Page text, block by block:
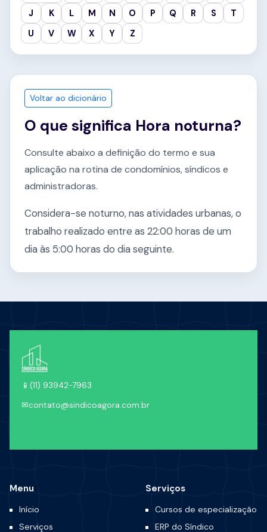
Voltar ao dicionário
O que significa Hora noturna?
Consulte abaixo a definição do termo e sua
aplicação na rotina de condomínios, síndicos e
administradoras.
Considera-se noturno, nas atividades urbanas, o
trabalho realizado entre as 22:00 horas de um
dia às 5:00 horas do dia seguinte.
J
K L M N O P Q R S
T
U
V W X Y Z
📱 (11) 93942-7963
✉contato@sindicoagora.com.br
Menu
Início
Serviços
Serviços
Cursos de especialização
ERP do Síndico